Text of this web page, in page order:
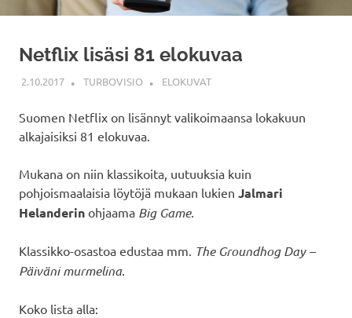
Netflix lisäsi 81 elokuvaa
2.10.2017 TURBOVISIO ELOKUVAT
Suomen Netflix on lisännyt valikoimaansa lokakuun
alkajaisiksi 81 elokuvaa.
Mukana on niin klassikoita, uutuuksia kuin
pohjoismaalaisia löytöjä mukaan lukien Jalmari
Helanderin ohjaama Big Game.
Klassikko-osastoa edustaa mm. The Groundhog Day –
Päiväni murmelina.
Koko lista alla: